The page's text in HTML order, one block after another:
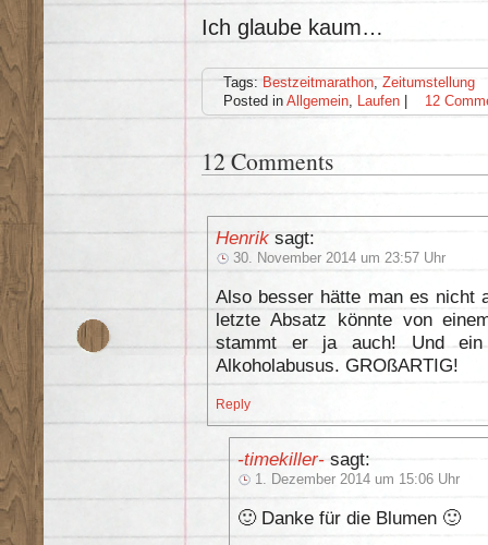
Ich glaube kaum…
Tags: Bestzeitmarathon, Zeitumstellung
Posted in Allgemein, Laufen 12
12 Comments
Henrik sagt:
30. November 2014 um 23:57 Uhr
Also besser hätte man es nicht
letzte Absatz könnte von
stammt er ja auch! Und
Alkoholabusus. GROßARTIG!
Reply
-timekiller- sagt:
1. Dezember 2014 um 15:06 Uhr
🙂 Danke für die Blumen 🙂